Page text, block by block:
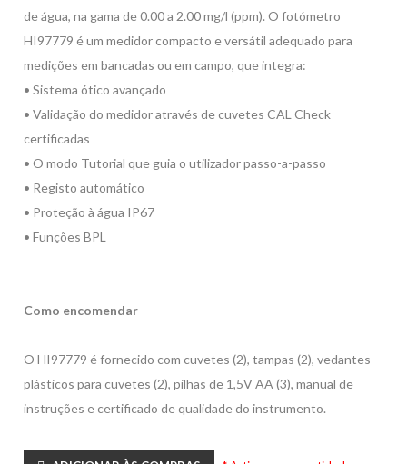
de água, na gama de 0.00 a 2.00 mg/l (ppm). O fotómetro
HI97779 é um medidor compacto e versátil adequado para
medições em bancadas ou em campo, que integra:
• Sistema ótico avançado
• Validação do medidor através de cuvetes CAL Check
certificadas
• O modo Tutorial que guia o utilizador passo-a-passo
• Registo automático
• Proteção à água IP67
• Funções BPL
Como encomendar
O HI97779 é fornecido com cuvetes (2), tampas (2), vedantes
plásticos para cuvetes (2), pilhas de 1,5V AA (3), manual de
instruções e certificado de qualidade do instrumento.